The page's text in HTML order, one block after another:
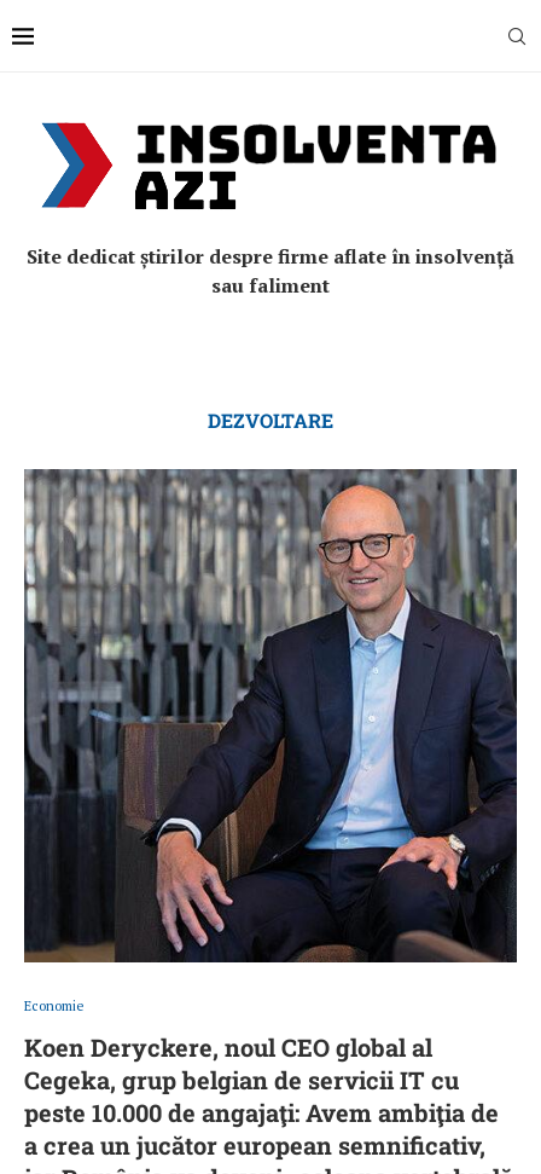
Site dedicat știrilor despre firme aflate în insolvență
sau faliment
DEZVOLTARE
Economie
Koen Deryckere, noul CEO global al
Cegeka, grup belgian de servicii IT cu
peste 10.000 de angajaţi: Avem ambiţia de
a crea un jucător european semnificativ,